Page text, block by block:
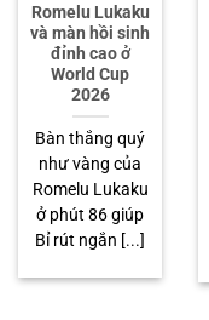
Romelu Lukaku
và màn hồi sinh
đỉnh cao ở
World Cup
2026
Bàn thắng quý
như vàng của
Romelu Lukaku
ở phút 86 giúp
Bỉ rút ngắn [...]